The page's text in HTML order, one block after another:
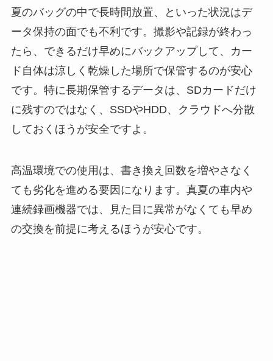
夏のバッグの中で長時間放置、といった状況はデ
ータ保持の面でも不利です。撮影や記録が終わっ
たら、できるだけ早めにバックアップして、カー
ド自体は涼しく乾燥した場所で保管するのが安心
です。特に長期保管するデータは、SDカードだけ
に残すのではなく、SSDやHDD、クラウドへ分散
しておくほうが安全ですよ。
高温環境での使用は、書き換え回数を増やさなく
ても劣化を進める要因になります。真夏の車内や
連続録画機器では、見た目に異常がなくても早め
の交換を前提に考えるほうが安心です。